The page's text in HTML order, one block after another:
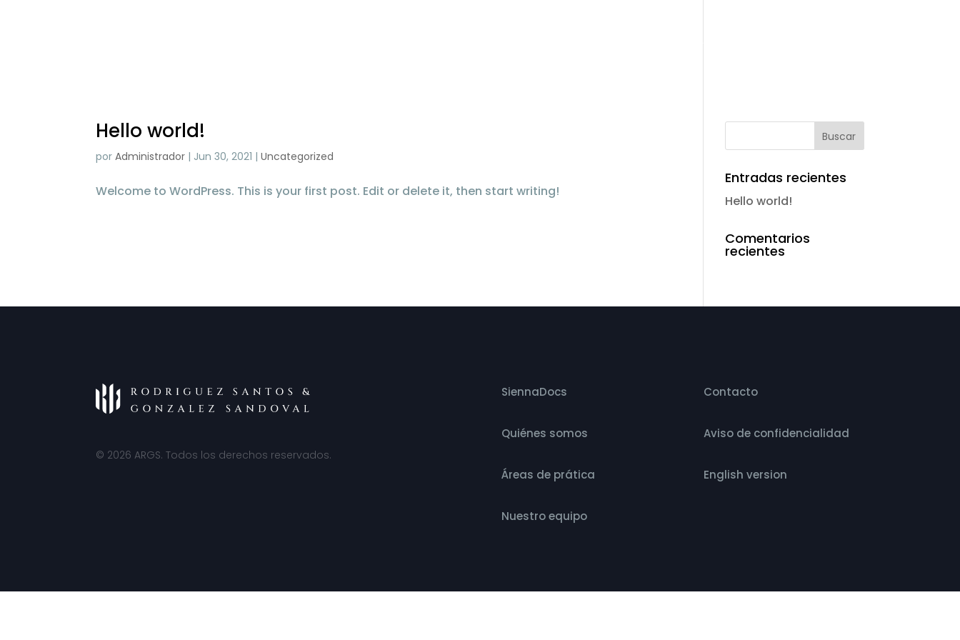
Hello world!
porAdministrador | Jun 30, 2021 |Uncategorized
Welcome to WordPress. This is your first post. Edit or delete it, then start writing!
Entradas recientes
Hello world!
Comentarios
recientes
© 2026 ARGS. Todos los derechos reservados.
SiennaDocs
Quiénes somos
Áreas de prática
Nuestro equipo
Contacto
Aviso de confidencialidad
English version